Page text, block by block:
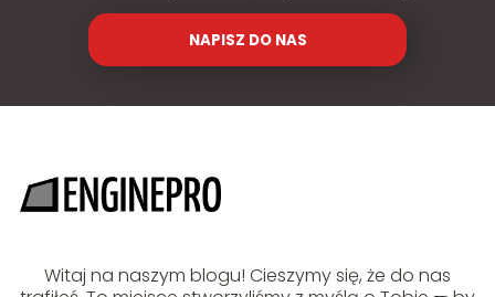
NAPISZ DO NAS
Witaj na naszym blogu! Cieszymy się, że do nas